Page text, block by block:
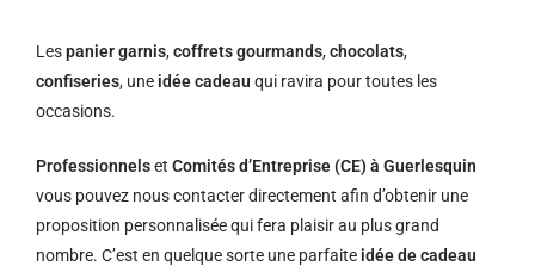
Lespanier garnis,coffrets gourmands,chocolats,
confiseries, une idée cadeau qui ravira pour toutes les
occasions.
Professionnelset Comités d’Entreprise (CE) à Guerlesquin
vous pouvez nous contacter directement afin d’obtenir une
proposition personnalisée qui fera plaisir au plus grand
nombre. C’est en quelque sorte une parfaite idée de cadeau